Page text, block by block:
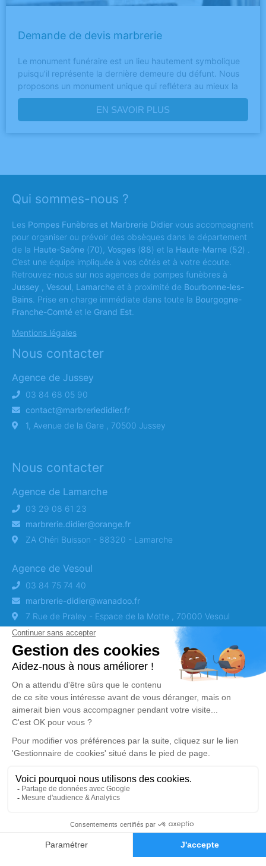
Demande de devis 03 84 68 05 90
Demande de devis marbrerie
Le monument funéraire est un lieu hautement symbolique
puisqu’il représente la dernière demeure du défunt. Nous
proposons un monument unique qui reflétera au mieux la
EN SAVOIR PLUS
Qui sommes-nous ?
Les Pompes Funèbres et Marbrerie Didier vous accompagnent
pour organiser ou prévoir des obsèques dans le département
de la Haute-Saône (70), Vosges (88) et la Haute-Marne (52) .
C’est une équipe impliquée à vos côtés et à votre écoute.
Retrouvez-nous sur nos agences de pompes funèbres à
Jussey , Vesoul, Lamarche et à proximité de Bourbonne-les-
Bains. Prise en charge immédiate dans toute la Bourgogne-
Franche-Comté et le Grand Est.
Mentions légales
Nous contacter
Agence de Jussey
03 84 68 05 90
contact@marbreriedidier.fr
1, Avenue de la Gare , 70500 Jussey
Nous contacter
Agence de Lamarche
03 29 08 61 23
marbrerie.didier@orange.fr
ZA Chéri Buisson - 88320 - Lamarche
Agence de Vesoul
03 84 75 74 40
marbrerie-didier@wanadoo.fr
7 Rue de Praley - Espace de la Motte , 70000 Vesoul
Agence de Bourbonne-les-Bains
03 25 90 20 50
10, Avenue du Lieutenant Gouby , 52400 Bourbonne-les-
Bains
Obtenez un devis
DEVIS PRÉVOYANCE